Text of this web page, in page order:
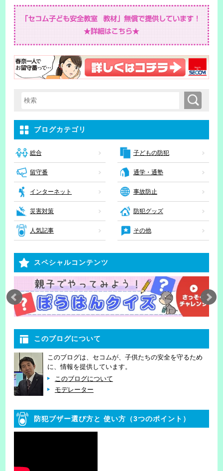
検索キーワード入力 検索
ブログカテゴリ
総合 子どもの防犯
留守番 通学・通塾
インターネット 事故防止
災害対策 防犯グッズ
人気記事 その他
スペシャルコンテンツ
このブログについて
このブログは、セコムが、子供たちの安全を守るため
に、情報を提供しています。
このブログについて
モデレーター
防犯ブザー選び方と 使い方（3つのポイント）